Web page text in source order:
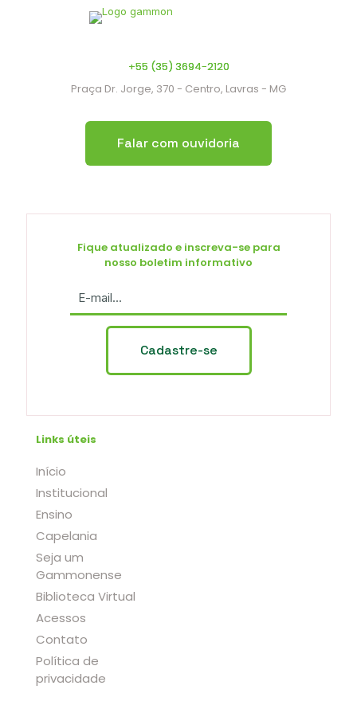
+55 (35) 3694-2120
Praça Dr. Jorge, 370 - Centro, Lavras - MG
Falar com ouvidoria
Links úteis
Início
Institucional
Ensino
Capelania
Seja um
Gammonense
Biblioteca Virtual
Acessos
Contato
Política de
privacidade
Fique atualizado e inscreva-se para
nosso boletim informativo